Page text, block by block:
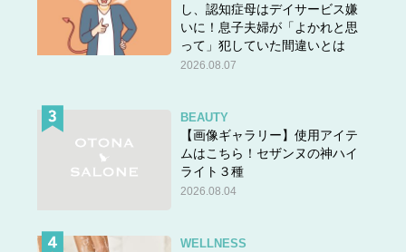
し、認知症母はデイサービス嫌
いに！息子夫婦が「よかれと思
って」犯していた間違いとは
2026.08.07
BEAUTY
【画像ギャラリー】使用アイテ
ムはこちら！セザンヌの神ハイ
ライト３種
2026.08.04
WELLNESS